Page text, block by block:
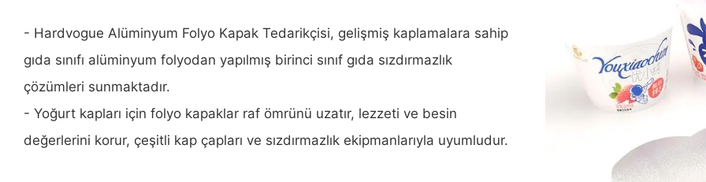
- Hardvogue Alüminyum Folyo Kapak Tedarikçisi, gelişmiş kaplamalara sahip
gıda sınıfı alüminyum folyodan yapılmış birinci sınıf gıda sızdırmazlık
çözümleri sunmaktadır.
- Yoğurt kapları için folyo kapaklar raf ömrünü uzatır, lezzeti ve besin
değerlerini korur, çeşitli kap çapları ve sızdırmazlık ekipmanlarıyla uyumludur.